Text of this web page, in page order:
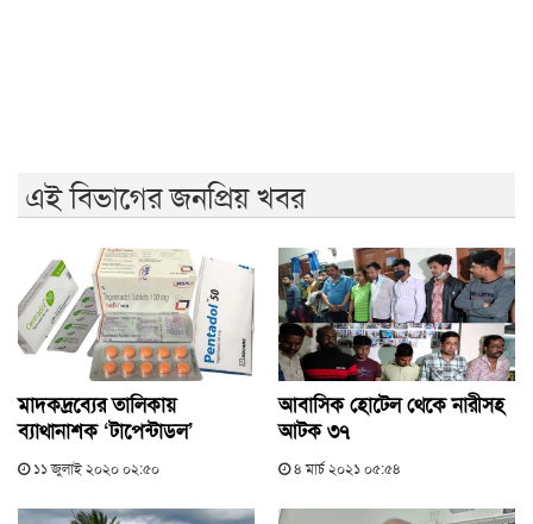
এই বিভাগের জনপ্রিয় খবর
মাদকদ্রব্যের তালিকায়
ব্যাথানাশক ‘টাপেন্টাডল’
১১ জুলাই ২০২০ ০২:৫০
আবাসিক হোটেল থেকে নারীসহ
আটক ৩৭
৪ মার্চ ২০২১ ০৫:৫৪